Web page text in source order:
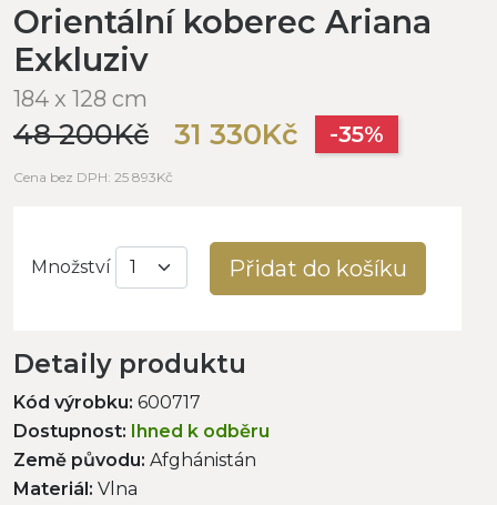
Orientální koberec Ariana
Exkluziv
184 x 128 cm
48 200Kč 31 330Kč -35%
Cena bez DPH: 25 893Kč
Množství Přidat do košíku
Detaily produktu
Kód výrobku: 600717
Dostupnost: Ihned k odběru
Země původu: Afghánistán
Materiál: Vlna